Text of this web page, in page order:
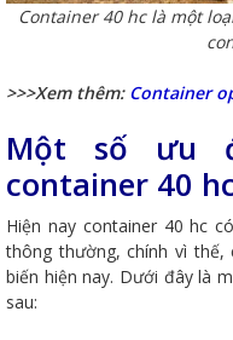
Container 40 hc là một
>>>Xem thêm: Container
Một số ưu
container 40
Hiện nay container 40 hc
thông thường, chính vì
biến hiện nay. Dưới đây là
sau: